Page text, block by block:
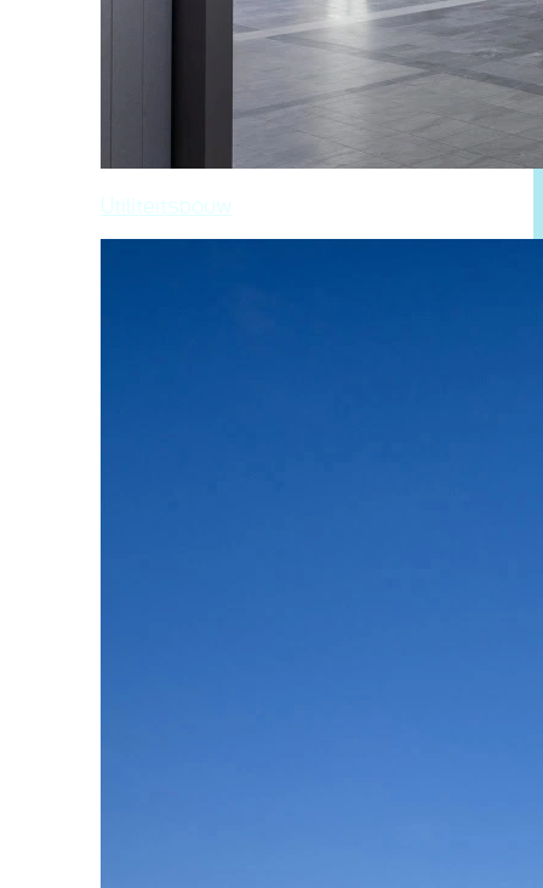
Utiliteitsbouw